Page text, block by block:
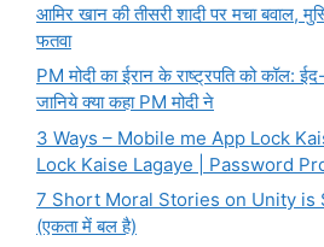
आमिर खान की तीसरी शादी पर मचा बवाल,
फतवा
PM मोदी का ईरान के राष्ट्रपति को कॉल:
जानिये क्या कहा PM मोदी ने
3 Ways – Mobile me App Lock
Lock Kaise Lagaye | Password
7 Short Moral Stories on Unity is
(एकता में बल है)